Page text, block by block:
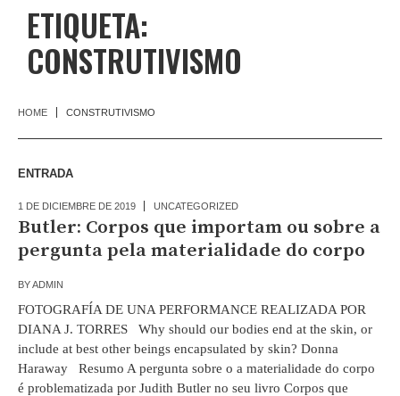
ETIQUETA:
CONSTRUTIVISMO
HOME CONSTRUTIVISMO
ENTRADA
1 DE DICIEMBRE DE 2019 UNCATEGORIZED
Butler: Corpos que importam ou sobre a
pergunta pela materialidade do corpo
BYADMIN
FOTOGRAFÍA DE UNA PERFORMANCE REALIZADA POR
DIANA J. TORRES Why should our bodies end at the skin, or
include at best other beings encapsulated by skin? Donna
Haraway Resumo A pergunta sobre o a materialidade do corpo
é problematizada por Judith Butler no seu livro Corpos que